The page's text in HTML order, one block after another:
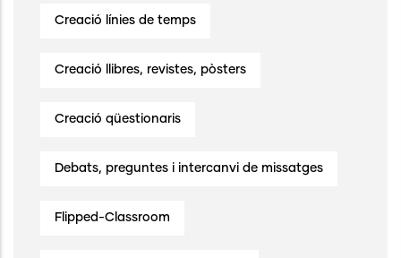
Creació línies de temps
Creació llibres, revistes, pòsters
Creació qüestionaris
Debats, preguntes i intercanvi de missatges
Flipped-Classroom